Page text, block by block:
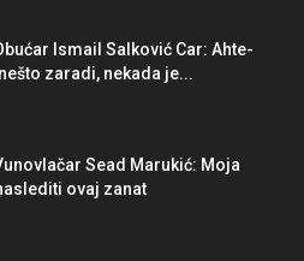
Ismail Salković Car: Ahte-
zaradi, nekada je...
Sead Marukić: Moja
ovaj zanat